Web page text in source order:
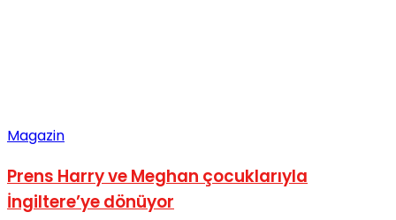
Magazin
Prens Harry ve Meghan çocuklarıyla
İngiltere’ye dönüyor